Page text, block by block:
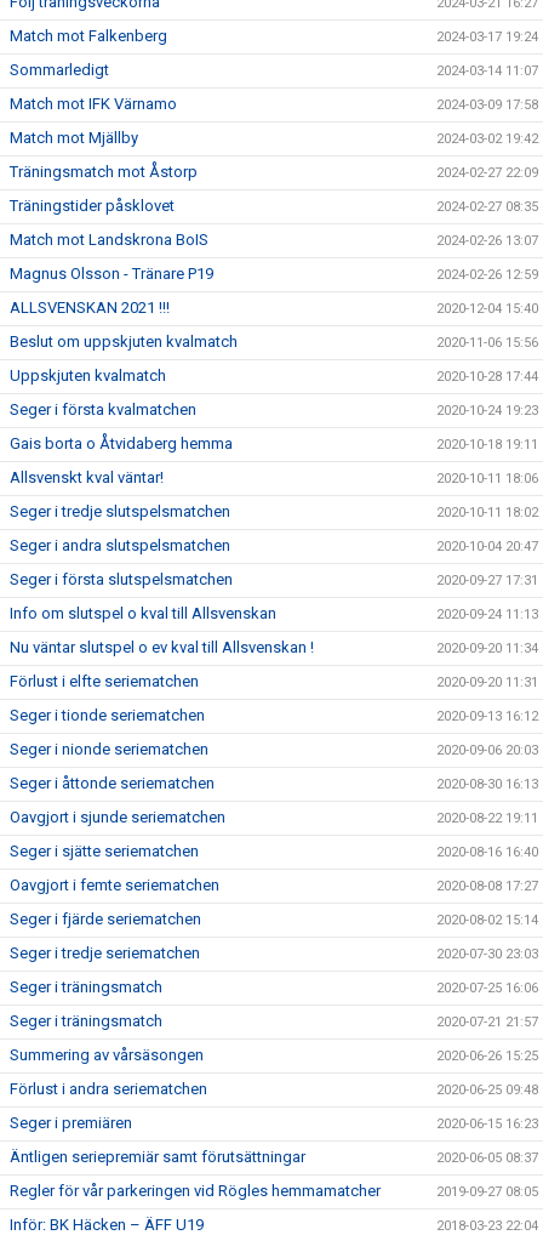
Match mot Falkenberg 2024-03-17 19:24
Sommarledigt 2024-03-14 11:07
Match mot IFK Värnamo 2024-03-09 17:58
Match mot Mjällby 2024-03-02 19:42
Träningsmatch mot Åstorp 2024-02-27 22:09
Träningstider påsklovet 2024-02-27 08:35
Match mot Landskrona BoIS 2024-02-26 13:07
Magnus Olsson - Tränare P19 2024-02-26 12:59
ALLSVENSKAN 2021 !!! 2020-12-04 15:40
Beslut om uppskjuten kvalmatch 2020-11-06 15:56
Uppskjuten kvalmatch 2020-10-28 17:44
Seger i första kvalmatchen 2020-10-24 19:23
Gais borta o Åtvidaberg hemma 2020-10-18 19:11
Allsvenskt kval väntar! 2020-10-11 18:06
Seger i tredje slutspelsmatchen 2020-10-11 18:02
Seger i andra slutspelsmatchen 2020-10-04 20:47
Seger i första slutspelsmatchen 2020-09-27 17:31
Info om slutspel o kval till Allsvenskan 2020-09-24 11:13
Nu väntar slutspel o ev kval till Allsvenskan ! 2020-09-20 11:34
Förlust i elfte seriematchen 2020-09-20 11:31
Seger i tionde seriematchen 2020-09-13 16:12
Seger i nionde seriematchen 2020-09-06 20:03
Seger i åttonde seriematchen 2020-08-30 16:13
Oavgjort i sjunde seriematchen 2020-08-22 19:11
Seger i sjätte seriematchen 2020-08-16 16:40
Oavgjort i femte seriematchen 2020-08-08 17:27
Seger i fjärde seriematchen 2020-08-02 15:14
Seger i tredje seriematchen 2020-07-30 23:03
Seger i träningsmatch 2020-07-25 16:06
Seger i träningsmatch 2020-07-21 21:57
Summering av vårsäsongen 2020-06-26 15:25
Förlust i andra seriematchen 2020-06-25 09:48
Seger i premiären 2020-06-15 16:23
Äntligen seriepremiär samt förutsättningar 2020-06-05 08:37
Regler för vår parkeringen vid Rögles hemmamatcher 2019-09-27 08:05
Inför: BK Häcken – ÄFF U19 2018-03-23 22:04